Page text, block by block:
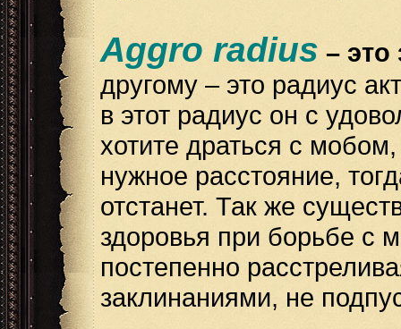
Aggro radius –
другому – это радиус
в этот радиус он с
хотите драться с
нужное расстояние,
отстанет. Так же
здоровья при борьбе с
постепенно
заклинаниями, не